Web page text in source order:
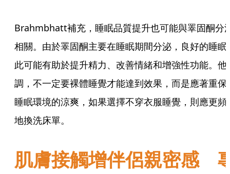
Brahmbhatt補充，睡眠品質提升也可能與睪固酮分
相關。由於睪固酮主要在睡眠期間分泌，良好的睡眠
此可能有助於提升精力、改善情緒和增強性功能。他
調，不一定要裸體睡覺才能達到效果，而是應著重保
睡眠環境的涼爽，如果選擇不穿衣服睡覺，則應更頻
地換洗床單。
肌膚接觸增伴侶親密感